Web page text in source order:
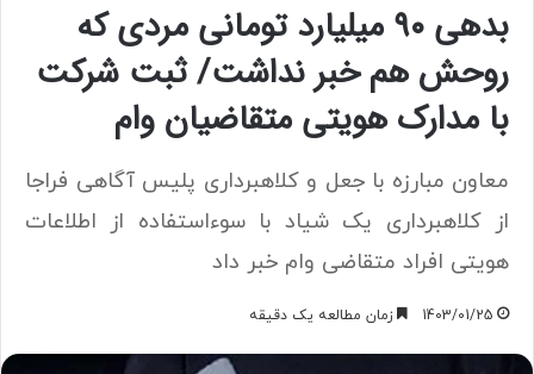
بدهی ۹۰ میلیارد تومانی مردی که
روحش هم خبر نداشت/ ثبت شرکت
با مدارک هویتی متقاضیان وام
معاون مبارزه با جعل و کلاهبرداری پلیس آگاهی فراجا
از کلاهبرداری یک شیاد با سوءاستفاده از اطلاعات
هویتی افراد متقاضی وام خبر داد
1403/01/25 زمان مطالعه یک دقیقه